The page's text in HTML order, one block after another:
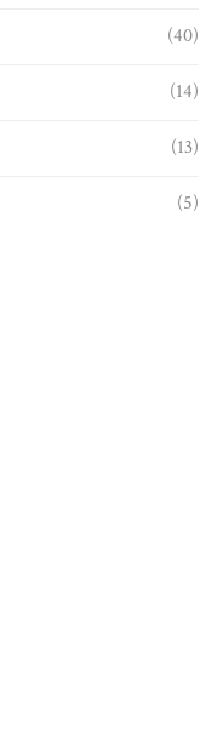
(40)
(14)
(13)
(5)